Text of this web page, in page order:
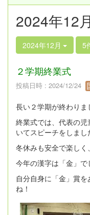
2024年12
2024年12月 5
２学期終業式
投稿日時 : 2024/12/24
長い２学期が終わりま
終業式では、代表の
いてスピーチをしまし
冬休みも安全で楽しく
今年の漢字は「金」で
自分自身に「金」賞
ね！